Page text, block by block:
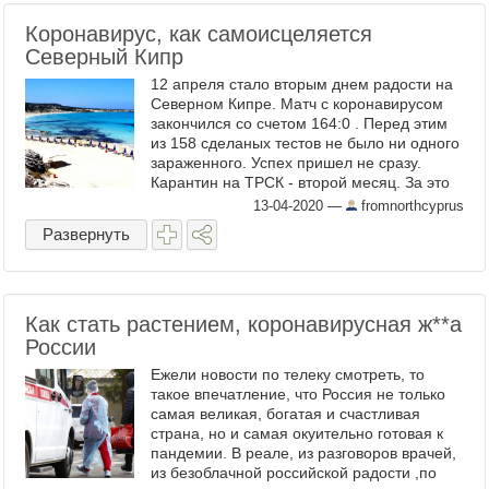
Коронавирус, как самоисцеляется
Северный Кипр
12 апреля стало вторым днем радости на
Северном Кипре. Матч с коронавирусом
закончился со счетом 164:0 . Перед этим
из 158 сделаных тестов не было ни одного
зараженного. Успех пришел не сразу.
Карантин на ТРСК - второй месяц. За это
время сделали 4212 тестов и выявили 99
человек с ...
13-04-2020 — fromnorthcyprus
Развернуть
Как стать растением, коронавирусная ж​**а
России
Ежели новости по телеку смотреть, то
такое впечатление, что Россия не только
самая великая, богатая и счастливая
страна, но и самая окуительно готовая к
пандемии. В реале, из разговоров врачей,
из безоблачной российской радости ,по